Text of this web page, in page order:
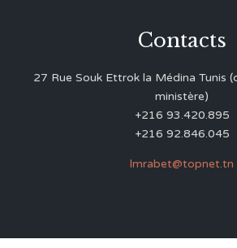
Contacts
27 Rue Souk Ettrok la Médina Tunis
ministère)
+216 93.420.895
+216 92.846.045
lmrabet@topnet.tn